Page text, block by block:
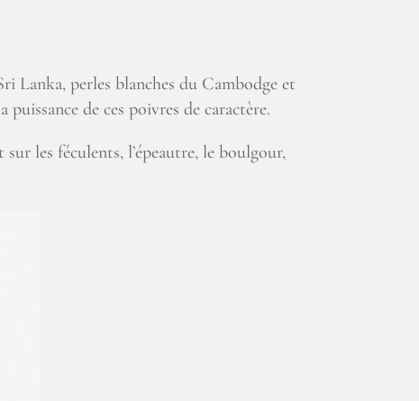
Lanka, perles blanches du Cambodge et
de ces poivres de caractère.
les féculents, l’épeautre, le boulgour,